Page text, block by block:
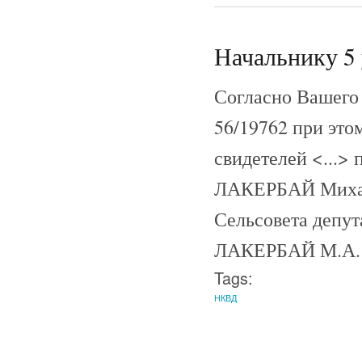
Начальнику
Согласно Вашего
56/19762 при
свидетелей <...>
ЛАКЕРБАЙ
Сельсовета
ЛАКЕРБАЙ М.А.
Tags:
НКВД